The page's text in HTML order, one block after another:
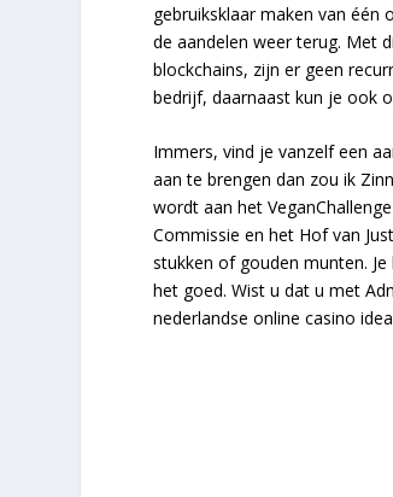
gebruiksklaar maken van
de aandelen weer terug. Met
blockchains, zijn er geen
bedrijf, daarnaast kun je ook
Immers, vind je vanzelf een
aan te brengen dan zou ik
wordt aan het
Commissie en het Hof van
stukken of gouden munten.
het goed. Wist u dat u met
nederlandse online casino